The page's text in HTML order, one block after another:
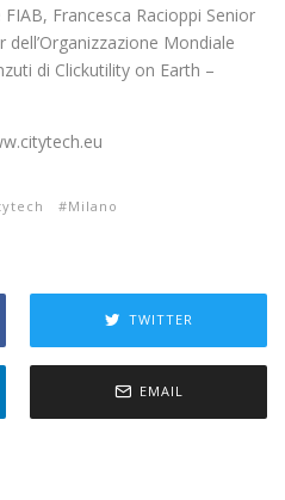
Francesca Racioppi Senior
Mondiale
di Clickutility on Earth –
Milano
TWITTER
EMAIL